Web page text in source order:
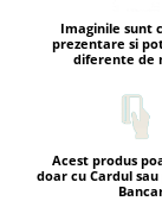
Imaginile sunt
prezentare si
diferente de
Acest produs
doar cu Cardul